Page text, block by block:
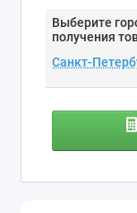
Выберите
получения